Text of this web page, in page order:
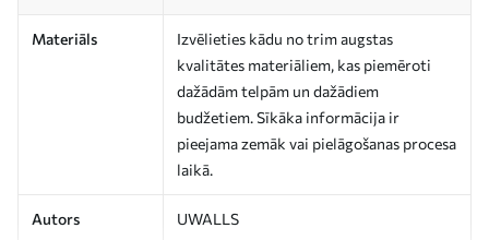
Materiāls
Izvēlieties kādu no trim augstas
kvalitātes materiāliem, kas piemēroti
dažādām telpām un dažādiem
budžetiem. Sīkāka informācija ir
pieejama zemāk vai pielāgošanas procesa
laikā.
Autors UWALLS